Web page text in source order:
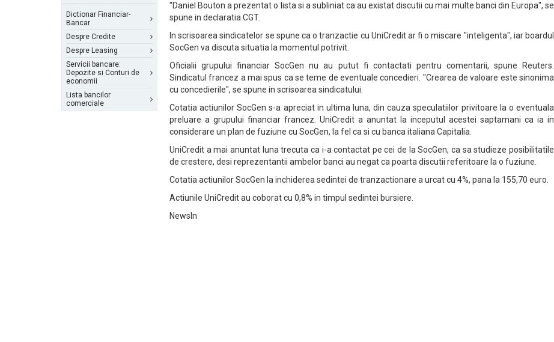
Dictionar Financiar-
Bancar
Despre Credite
Despre Leasing
Servicii bancare:
Depozite si Conturi de
economii
Lista bancilor
comerciale
"Daniel Bouton a prezentat o lista si a subliniat ca au existat discutii cu mai multe banci din Europa", se
spune in declaratia CGT.
In scrisoarea sindicatelor se spune ca o tranzactie cu UniCredit ar fi o miscare "inteligenta", iar boardul
SocGen va discuta situatia la momentul potrivit.
Oficialii grupului financiar SocGen nu au putut fi contactati pentru comentarii, spune Reuters.
Sindicatul francez a mai spus ca se teme de eventuale concedieri. "Crearea de valoare este sinonima
cu concedierile", se spune in scrisoarea sindicatului.
Cotatia actiunilor SocGen s-a apreciat in ultima luna, din cauza speculatiilor privitoare la o eventuala
preluare a grupului financiar francez. UniCredit a anuntat la inceputul acestei saptamani ca ia in
considerare un plan de fuziune cu SocGen, la fel ca si cu banca italiana Capitalia.
UniCredit a mai anuntat luna trecuta ca i-a contactat pe cei de la SocGen, ca sa studieze posibilitatile
de crestere, desi reprezentantii ambelor banci au negat ca poarta discutii referitoare la o fuziune.
Cotatia actiunilor SocGen la inchiderea sedintei de tranzactionare a urcat cu 4%, pana la 155,70 euro.
Actiunile UniCredit au coborat cu 0,8% in timpul sedintei bursiere.
NewsIn